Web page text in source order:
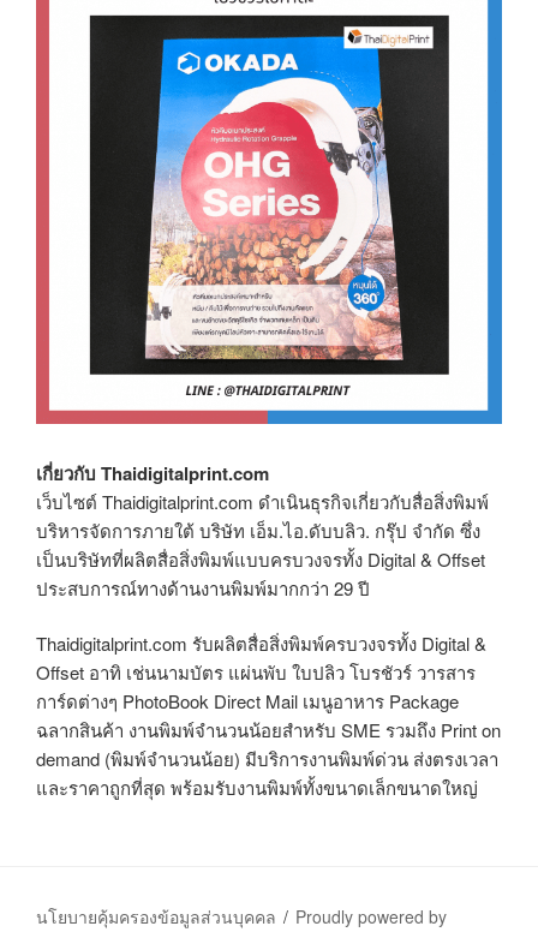
เกี่ยวกับ Thaidigitalprint.com
เว็บไซต์ Thaidigitalprint.com ดำเนินธุรกิจเกี่ยวกับสื่อสิ่งพิมพ์
บริหารจัดการภายใต้ บริษัท เอ็ม.ไอ.ดับบลิว. กรุ๊ป จำกัด ซึ่ง
เป็นบริษัทที่ผลิตสื่อสิ่งพิมพ์แบบครบวงจรทั้ง Digital & Offset
ประสบการณ์ทางด้านงานพิมพ์มากกว่า 29 ปี
Thaidigitalprint.com รับผลิตสื่อสิ่งพิมพ์ครบวงจรทั้ง Digital &
Offset อาทิ เช่นนามบัตร แผ่นพับ ใบปลิว โบรชัวร์ วารสาร
การ์ดต่างๆ PhotoBook Direct Mail เมนูอาหาร Package
ฉลากสินค้า งานพิมพ์จำนวนน้อยสำหรับ SME รวมถึง Print on
demand (พิมพ์จำนวนน้อย) มีบริการงานพิมพ์ด่วน ส่งตรงเวลา
และราคาถูกที่สุด พร้อมรับงานพิมพ์ทั้งขนาดเล็กขนาดใหญ่
นโยบายคุ้มครองข้อมูลส่วนบุคคล
Proudly powered by